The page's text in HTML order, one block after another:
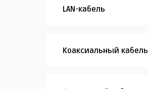
LAN-кабель
Коаксиальный кабель